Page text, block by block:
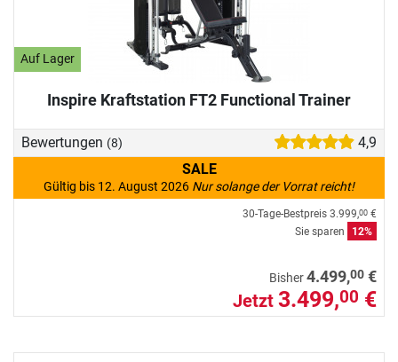
Auf Lager
Inspire Kraftstation FT2 Functional Trainer
Bewertungen (8)
4,9
SALE
Gültig bis 12. August 2026 Nur solange der Vorrat reicht!
30-Tage-Bestpreis 3.999,00 €
Sie sparen
12%
Bisher4.499,00 €
Jetzt 3.499,00 €